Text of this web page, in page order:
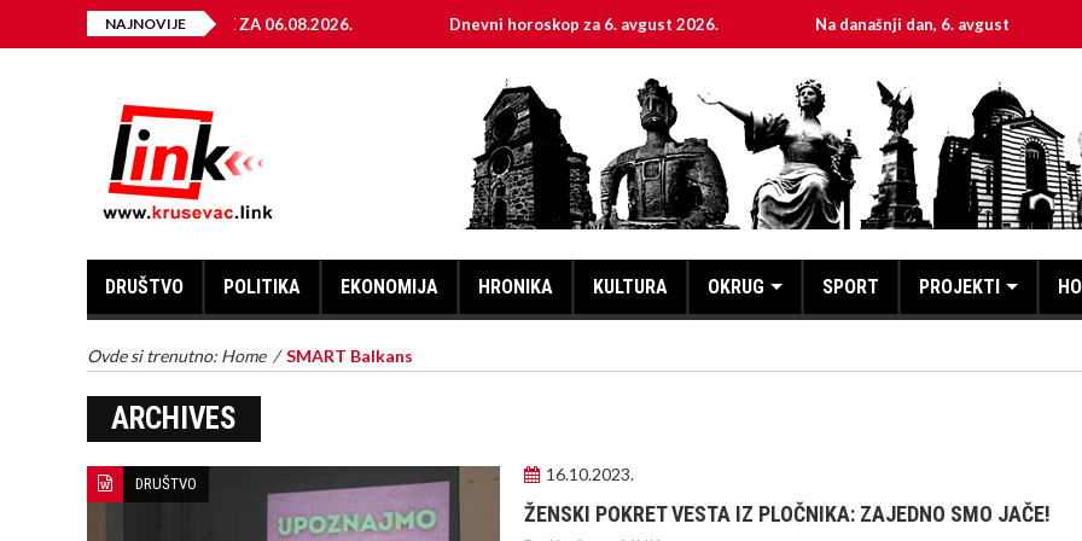
NAJNOVIJE
ENERGIJE ZA 06.08.2026. Dnevni horoskop za 6. avgust 2026. Na današnji dan, 6. avgust
DRUŠTVO POLITIKA EKONOMIJA HRONIKA KULTURA OKRUG SPORT PROJEKTI
Ovde si trenutno: Home /SMART Balkans
ARCHIVES
DRUŠTVO 16.10.2023.
ŽENSKI POKRET VESTA IZ PLOČNIKA: ZAJEDNO SMO JAČE!